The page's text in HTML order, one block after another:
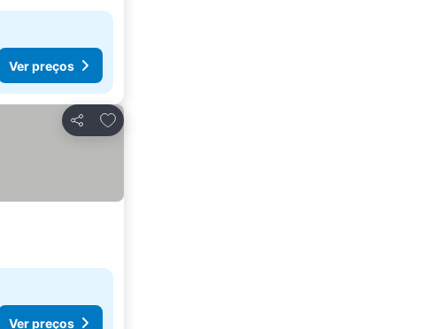
Ver preços
Partilhar
Adicionar aos favoritos
Ver preços